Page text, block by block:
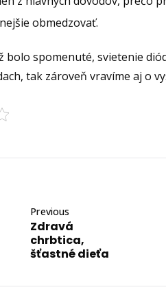
obmedzovať.
bolo spomenuté, svietenie
tak zároveň vravíme aj o
Previous
Zdravá
chrbtica,
šťastné dieťa